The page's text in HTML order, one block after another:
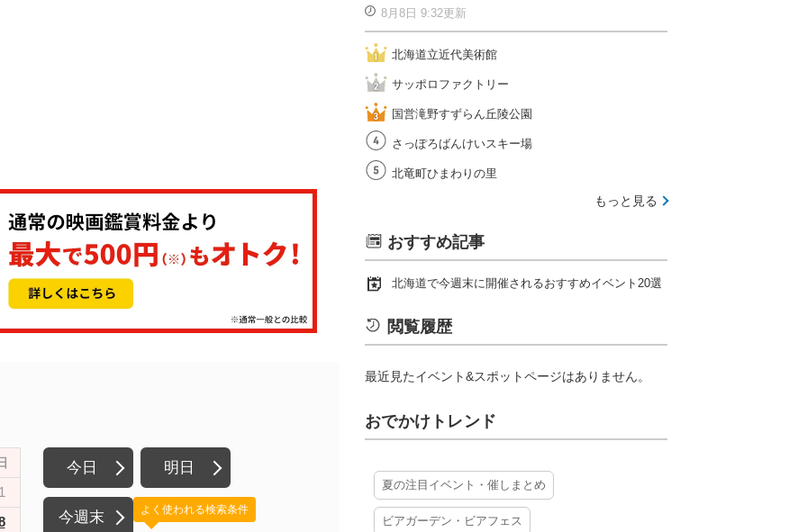
今日 明日
今週末 よく使われる検索条件
8月8日 9:32更新
北海道立近代美術館
サッポロファクトリー
国営滝野すずらん丘陵公園
さっぽろばんけいスキー場
北竜町ひまわりの里
もっと見る
おすすめ記事
北海道で今週末に開催されるおすすめイベント20選
閲覧履歴
最近見たイベント&スポットページはありません。
おでかけトレンド
夏の注目イベント・催しまとめ
ビアガーデン・ビアフェス